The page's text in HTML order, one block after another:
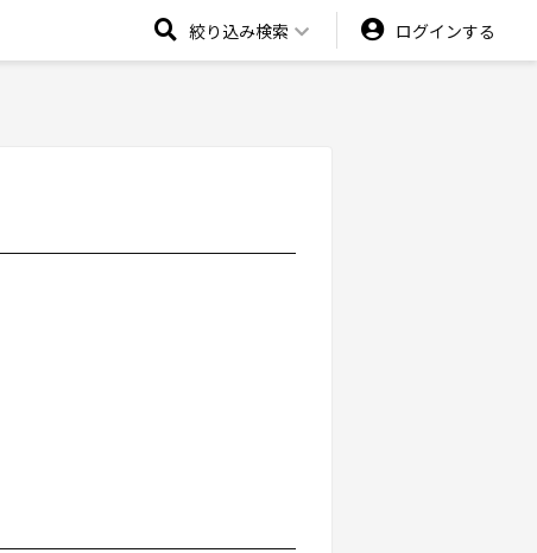
絞り込み検索 ログインする